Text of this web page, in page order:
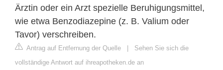
Ärztin oder ein Arzt spezielle Beruhigungsmittel,
wie etwa Benzodiazepine (z. B. Valium oder
Tavor) verschreiben.
Antrag auf Entfernung der Quelle | Sehen Sie sich die
vollständige Antwort auf ihreapotheken.de an